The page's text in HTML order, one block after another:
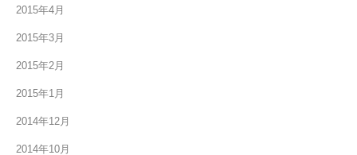
2015年4月
2015年3月
2015年2月
2015年1月
2014年12月
2014年10月